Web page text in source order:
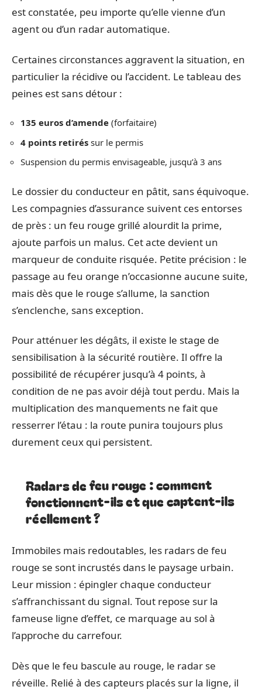
est constatée, peu importe qu’elle vienne d’un
agent ou d’un radar automatique.
Certaines circonstances aggravent la situation, en
particulier la récidive ou l’accident. Le tableau des
peines est sans détour :
135 euros d’amende (forfaitaire)
4 points retirés sur le permis
Suspension du permis envisageable, jusqu’à 3 ans
Le dossier du conducteur en pâtit, sans équivoque.
Les compagnies d’assurance suivent ces entorses
de près : un feu rouge grillé alourdit la prime,
ajoute parfois un malus. Cet acte devient un
marqueur de conduite risquée. Petite précision : le
passage au feu orange n’occasionne aucune suite,
mais dès que le rouge s’allume, la sanction
s’enclenche, sans exception.
Pour atténuer les dégâts, il existe le stage de
sensibilisation à la sécurité routière. Il offre la
possibilité de récupérer jusqu’à 4 points, à
condition de ne pas avoir déjà tout perdu. Mais la
multiplication des manquements ne fait que
resserrer l’étau : la route punira toujours plus
durement ceux qui persistent.
Radars de feu rouge : comment
fonctionnent-ils et que captent-ils
réellement ?
Immobiles mais redoutables, les radars de feu
rouge se sont incrustés dans le paysage urbain.
Leur mission : épingler chaque conducteur
s’affranchissant du signal. Tout repose sur la
fameuse ligne d’effet, ce marquage au sol à
l’approche du carrefour.
Dès que le feu bascule au rouge, le radar se
réveille. Relié à des capteurs placés sur la ligne, il